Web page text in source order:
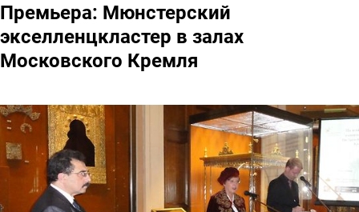
Премьера: Мюнстерский
экселленцкластер в залах
Московского Кремля